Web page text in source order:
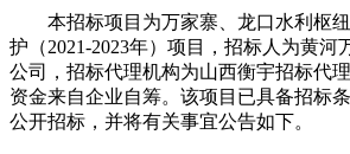
本招标项目为万家寨、龙口水利枢
护（2021-2023年）项目，招标人为黄河
公司，招标代理机构为山西衡宇招标代
资金来自企业自筹。该项目已具备招标
公开招标，并将有关事宜公告如下。